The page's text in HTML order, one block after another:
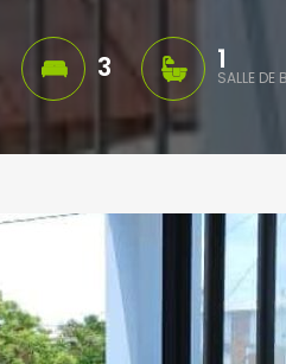
3 1
SALLE DE